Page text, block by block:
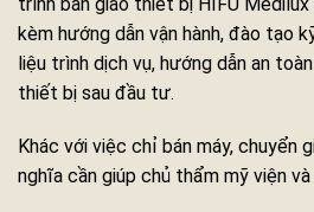
kèm hướng dẫn vận hành, đào tạo
liệu trình dịch vụ, hướng dẫn an
thiết bị sau đầu tư.
Khác với việc chỉ bán máy, chuyển
nghĩa cần giúp chủ thẩm mỹ viện